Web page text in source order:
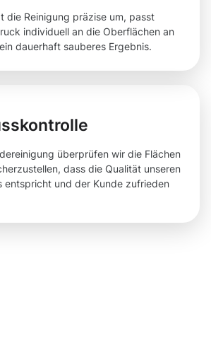
die Reinigung präzise um, passt
individuell an die Oberflächen an
dauerhaft sauberes Ergebnis.
überprüfen wir die Flächen
dass die Qualität unseren
entspricht und der Kunde zufrieden